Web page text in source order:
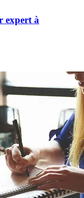
expert à